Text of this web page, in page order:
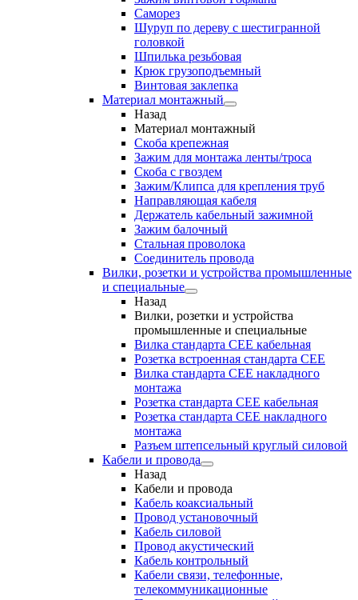
Саморез
Шуруп по дереву с шестигранной
головкой
Шпилька резьбовая
Крюк грузоподъемный
Винтовая заклепка
Материал монтажный
Назад
Материал монтажный
Скоба крепежная
Зажим для монтажа ленты/троса
Скоба с гвоздем
Зажим/Клипса для крепления труб
Направляющая кабеля
Держатель кабельный зажимной
Зажим балочный
Стальная проволока
Соединитель провода
Вилки, розетки и устройства промышленные
и специальные
Назад
Вилки, розетки и устройства
промышленные и специальные
Вилка стандарта CEE кабельная
Розетка встроенная стандарта CEE
Вилка стандарта CEE накладного
монтажа
Розетка стандарта СЕЕ кабельная
Розетка стандарта СЕЕ накладного
монтажа
Разъем штепсельный круглый силовой
Кабели и провода
Назад
Кабели и провода
Кабель коаксиальный
Провод установочный
Кабель силовой
Провод акустический
Кабель контрольный
Кабели связи, телефонные,
телекоммуникационные